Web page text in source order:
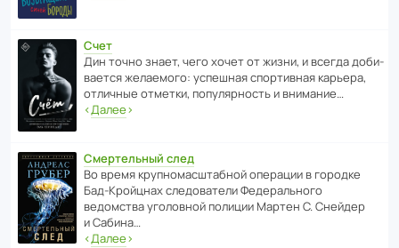
Счет
Дин точно знает, чего хочет от жизни, и всегда доби­
ва­ется жела­е­мого: успе­шная спор­ти­вная карьера,
отли­чные отметки, попу­ля­р­ность и внимание…
‹Далее›
Смертельный след
Во время круп­но­мас­ш­та­бной операции в городке
Бад‑Крой­цнах следо­ва­тели Феде­раль­ного
ведомства уголо­вной полиции Мартен С. Снейдер
и Сабина…
‹Далее›